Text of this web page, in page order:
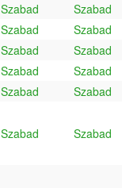
Szabad
Szabad
Szabad
Szabad
Szabad
Szabad
Szabad
Szabad
Szabad
Szabad
Szabad Szabad